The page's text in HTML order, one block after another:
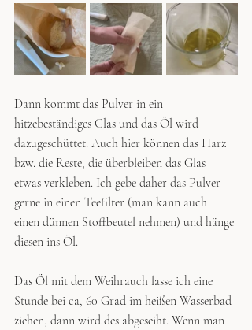
Dann kommt das Pulver in ein
hitzebeständiges Glas und das Öl wird
dazugeschüttet. Auch hier können das Harz
bzw. die Reste, die überbleiben das Glas
etwas verkleben. Ich gebe daher das Pulver
gerne in einen Teefilter (man kann auch
einen dünnen Stoffbeutel nehmen) und hänge
diesen ins Öl.
Das Öl mit dem Weihrauch lasse ich eine
Stunde bei ca, 60 Grad im heißen Wasserbad
ziehen, dann wird des abgeseiht. Wenn man